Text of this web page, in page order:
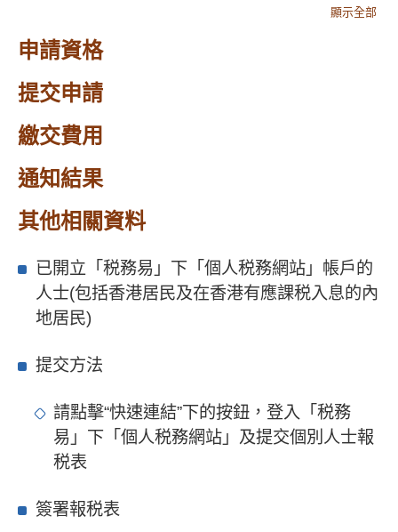
顯示全部
申請資格
提交申請
繳交費用
通知結果
其他相關資料
已開立「税務易」下「個人税務網站」帳戶的
人士(包括香港居民及在香港有應課税入息的內
地居民)
提交方法
請點擊“快速連結”下的按鈕，登入「税務
易」下「個人税務網站」及提交個別人士報
税表
簽署報税表